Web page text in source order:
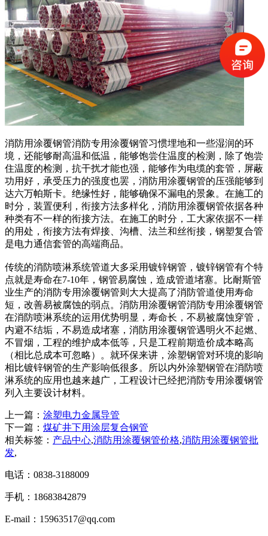
消防用涂覆钢管消防专用涂覆钢管习惯埋地和一些湿润的环
境，还能够耐高温和低温，能够饱尝住温度的检测，除了饱尝
住温度的检测，抗干扰才能也强，能够作为电缆的套管，屏蔽
功用好，承受压力的强度也罢，消防用涂覆钢管的压强能够到
达六万帕斯卡。绝缘性好，能够确保不漏电的景象。在施工的
时分，装置便利，衔接方法多样化，消防用涂覆钢管依据各种
种类有不一样的衔接方法。在施工的时分，工大家依据不一样
的用处，衔接方法有焊接、沟槽、法兰和丝衔接，钢塑复合管
是电力通信套管的高端商品。
传统的消防喷淋系统管道大多采用镀锌钢管，镀锌钢管有个特
点就是寿命在7-10年，钢管易腐蚀，造成管道堵塞。比耐斯管
业生产的消防专用涂覆钢管则大大提高了消防管道使用寿命
短，改善易被腐蚀的弱点。消防用涂覆钢管消防专用涂覆钢管
在消防喷淋系统的运用优势明显，寿命长，不易被腐蚀穿管，
内避不结垢，不易造成堵塞，消防用涂覆钢管遇明火不起燃、
不冒烟，工程的维护成本低等，只是工程前期造价成本略高
（相比总成本可忽略）。就环保来讲，涂塑钢管对环境的影响
相比镀锌钢管的生产影响低很多。所以内外涂塑钢管在消防喷
淋系统的应用也越来越广，工程设计已经把消防专用涂覆钢管
列入主要设计材料。
上一篇： 涂塑电力金属导管
下一篇： 煤矿井下用涂层复合钢管
相关标签： 产品中心,消防用涂覆钢管价格,消防用涂覆钢管批
发,
电话：0838-3188009
手机：18683842879
E-mail：15963517@qq.com